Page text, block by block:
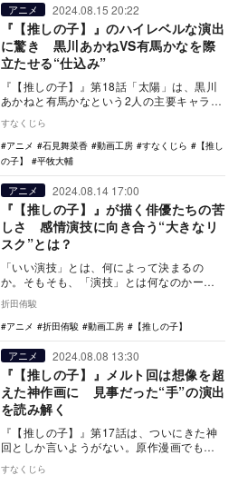
アニメ 2024.08.15 20:22
『【推しの子】』のハイレベルな演出
に驚き 黒川あかねVS有馬かなを際
立たせる“仕込み”
『【推しの子】』第18話「太陽」は、黒川
あかねと有馬かなという2人の主要キャラク
妙に示唆す…
すなくじら
アニメ
石見舞菜香 動画工房 すなくじら
【推し
の子】
平牧大輔
アニメ 2024.08.14 17:00
『【推しの子】』が描く俳優たちの苦
しさ 感情演技に向き合う“大きなリ
スク”とは？
「いい演技」とは、何によって決まるの
か。そもそも、「演技」とは何なのかー
は、上記の問いの…
折田侑駿
アニメ
折田侑駿 動画工房 【推しの子】
アニメ 2024.08.08 13:30
『【推しの子】』メルト回は想像を超
えた神作画に 見事だった“手”の演出
を読み解く
『【推しの子】』第17話は、ついにきた神
回としか言いようがない。原作漫画でも人
仕上げて…
すなくじら